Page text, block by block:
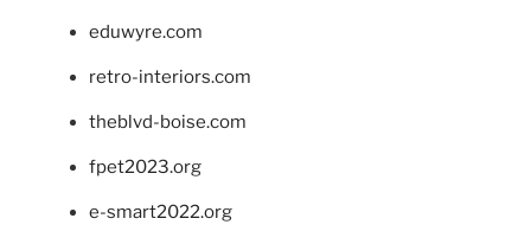
eduwyre.com
retro-interiors.com
theblvd-boise.com
fpet2023.org
e-smart2022.org